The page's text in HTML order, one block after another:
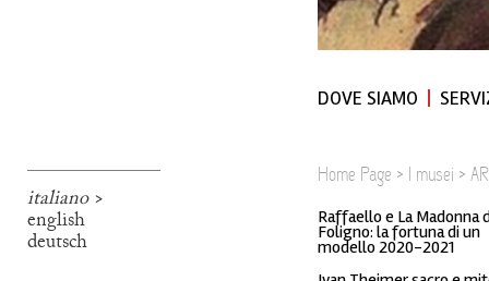
italiano>
english
deutsch
DOVE SIAMO
Home Page > I musei >
Raffaello e La Madonna
Foligno: la fortuna di un
modello 2020-2021